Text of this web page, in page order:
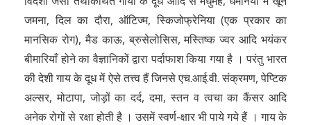
जमना, दिल का दौरा, ऑटिज्म, स्किजोफ्रेनिया (एक प्रकार का
मानसिक रोग), मैड काऊ, ब्रुसेलोसिस, मस्तिष्क ज्वर आदि भयंकर
बीमारियाँ होने का वैज्ञानिकों द्वारा पर्दाफाश किया गया है । परंतु भारत
की देशी गाय के दूध में ऐसे तत्त्व हैं जिनसे एच.आई.वी. संक्रमण, पेप्टिक
अल्सर, मोटापा, जोड़ों का दर्द, दमा, स्तन व त्वचा का कैंसर आदि
अनेक रोगों से रक्षा होती है । उसमें स्वर्ण-क्षार भी पाये गये हैं । गाय के